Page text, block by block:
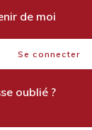
de moi
oublié ?